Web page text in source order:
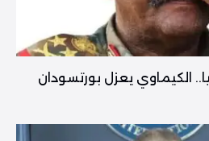
الكيماوي يعزل بورتسودان